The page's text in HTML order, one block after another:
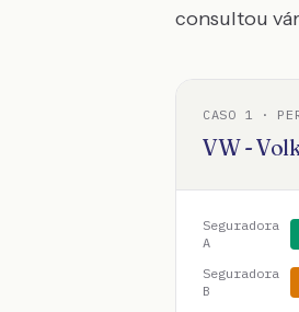
consultou
CASO 1 ·
VW -
Seguradora
A
Seguradora
B